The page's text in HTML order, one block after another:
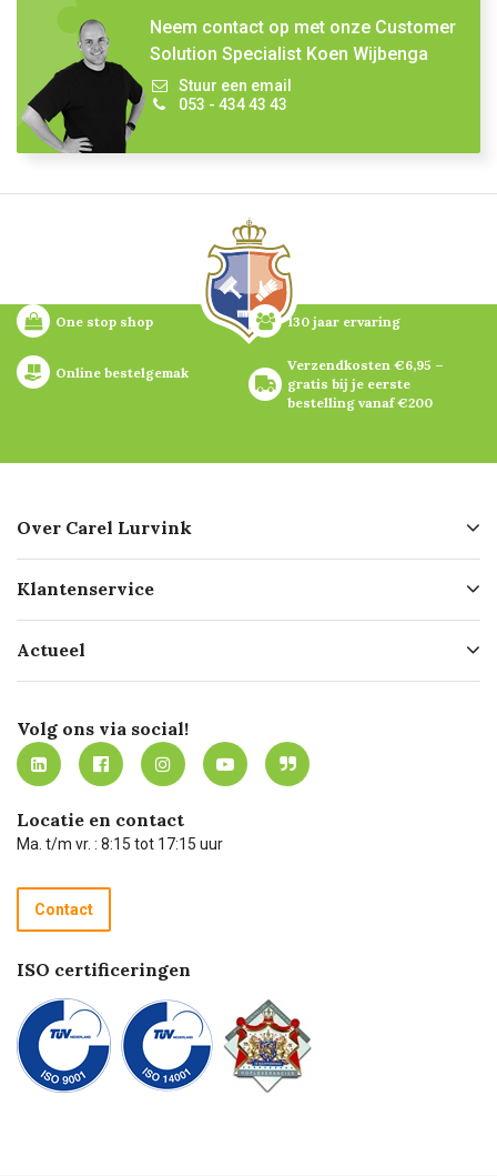
Neem contact op met onze Customer
Solution Specialist Koen Wijbenga
Stuur een email
053 - 434 43 43
One stop shop 130 jaar ervaring
Online bestelgemak
Verzendkosten €6,95 –
gratis bij je eerste
bestelling vanaf €200
Over Carel Lurvink
Geschiedenis
Missie
Werken bij Carel Lurvink
MVO
Klantenservice
Bezorgen
Mijn Carel Lurvink
Mijn Carel Lurvink instructievideo's
Carel Lurvink App
Hulp op afstand
Technische dienst
Recycle programma
Betalen
Actueel
Innovation LAB
Tevreden klanten
Carel Lurvink Blog
Carel de podcast
Volg ons via social!
Locatie en contact
Ma. t/m vr. : 8:15 tot 17:15 uur
Contact
ISO certificeringen